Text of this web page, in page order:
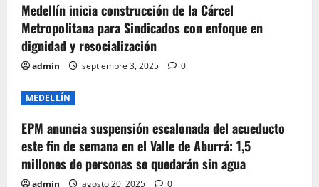
Medellín inicia construcción de la Cárcel
Metropolitana para Sindicados con enfoque en
dignidad y resocialización
admin septiembre 3, 2025 0
MEDELLÍN
EPM anuncia suspensión escalonada del acueducto
este fin de semana en el Valle de Aburrá: 1,5
millones de personas se quedarán sin agua
admin agosto 20, 2025 0